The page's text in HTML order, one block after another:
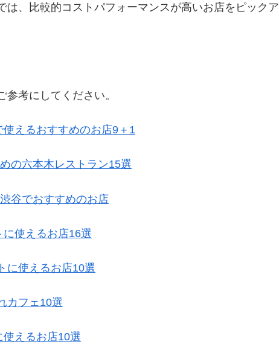
は、比較的コストパフォーマンスが高いお店をピックア
考にしてください。
使えるおすすめのお店9＋1
の六本木レストラン15選
谷でおすすめのお店
に使えるお店16選
に使えるお店10選
カフェ10選
使えるお店10選